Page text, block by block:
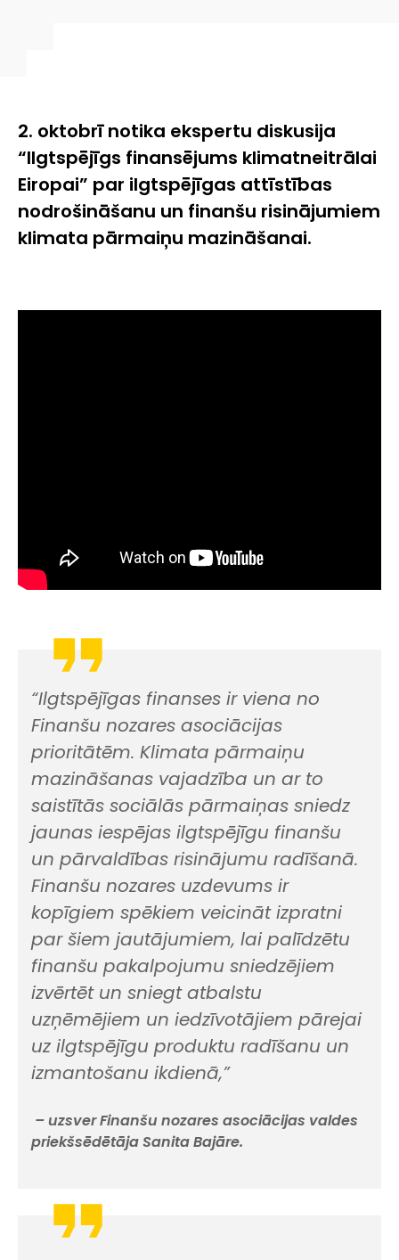
2. oktobrī notika ekspertu diskusija
“Ilgtspējīgs finansējums klimatneitrālai
Eiropai” par ilgtspējīgas attīstības
nodrošināšanu un finanšu risinājumiem
klimata pārmaiņu mazināšanai.
“Ilgtspējīgas finanses ir viena no
Finanšu nozares asociācijas
prioritātēm. Klimata pārmaiņu
mazināšanas vajadzība un ar to
saistītās sociālās pārmaiņas sniedz
jaunas iespējas ilgtspējīgu finanšu
un pārvaldības risinājumu radīšanā.
Finanšu nozares uzdevums ir
kopīgiem spēkiem veicināt izpratni
par šiem jautājumiem, lai palīdzētu
finanšu pakalpojumu sniedzējiem
izvērtēt un sniegt atbalstu
uzņēmējiem un iedzīvotājiem pārejai
uz ilgtspējīgu produktu radīšanu un
izmantošanu ikdienā,”
– uzsver Finanšu nozares asociācijas valdes
priekšsēdētāja Sanita Bajāre.